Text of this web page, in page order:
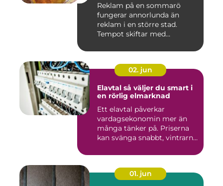
Reklam på en sommarö
fungerar annorlunda än
reklam i en större stad.
Tempot skiftar med
02. jun
Elavtal så väljer du smart i
en rörlig elmarknad
Ett elavtal påverkar
vardagsekonomin mer än
många tänker på. Priserna
kan svänga snabbt, vintrarna
01. jun